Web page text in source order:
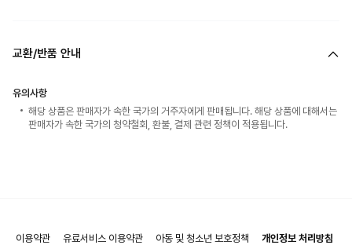
교환/반품 안내
유의사항
해당 상품은 판매자가 속한 국가의 거주자에게 판매됩니다. 해당 상품에 대해서는
판매자가 속한 국가의 청약철회, 환불, 결제 관련 정책이 적용됩니다.
이용약관 유료서비스 이용약관 아동 및 청소년 보호정책
개인정보 처리방침